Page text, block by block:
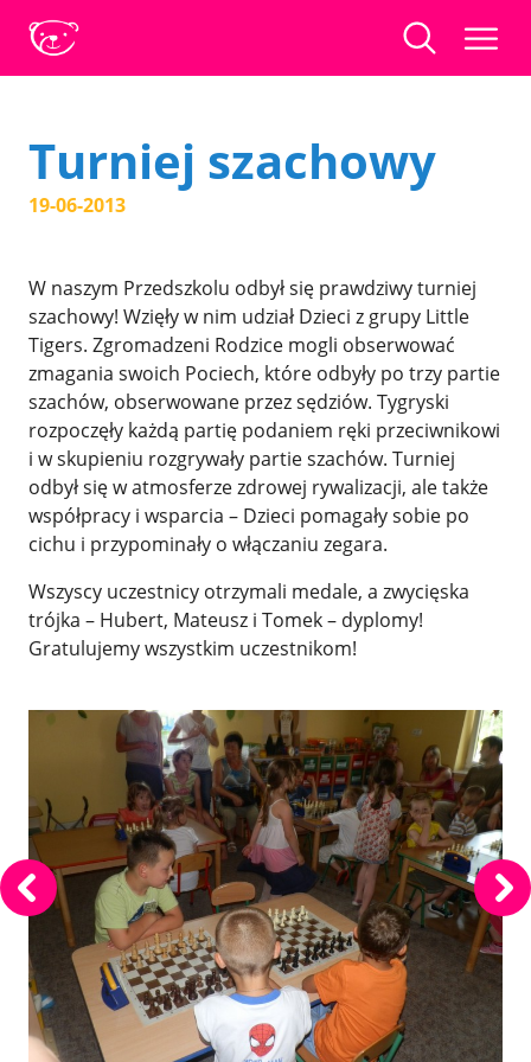
Turniej szachowy
19-06-2013
W naszym Przedszkolu odbył się prawdziwy turniej
szachowy! Wzięły w nim udział Dzieci z grupy Little
Tigers. Zgromadzeni Rodzice mogli obserwować
zmagania swoich Pociech, które odbyły po trzy partie
szachów, obserwowane przez sędziów. Tygryski
rozpoczęły każdą partię podaniem ręki przeciwnikowi
i w skupieniu rozgrywały partie szachów. Turniej
odbył się w atmosferze zdrowej rywalizacji, ale także
współpracy i wsparcia – Dzieci pomagały sobie po
cichu i przypominały o włączaniu zegara.
Wszyscy uczestnicy otrzymali medale, a zwycięska
trójka – Hubert, Mateusz i Tomek – dyplomy!
Gratulujemy wszystkim uczestnikom!